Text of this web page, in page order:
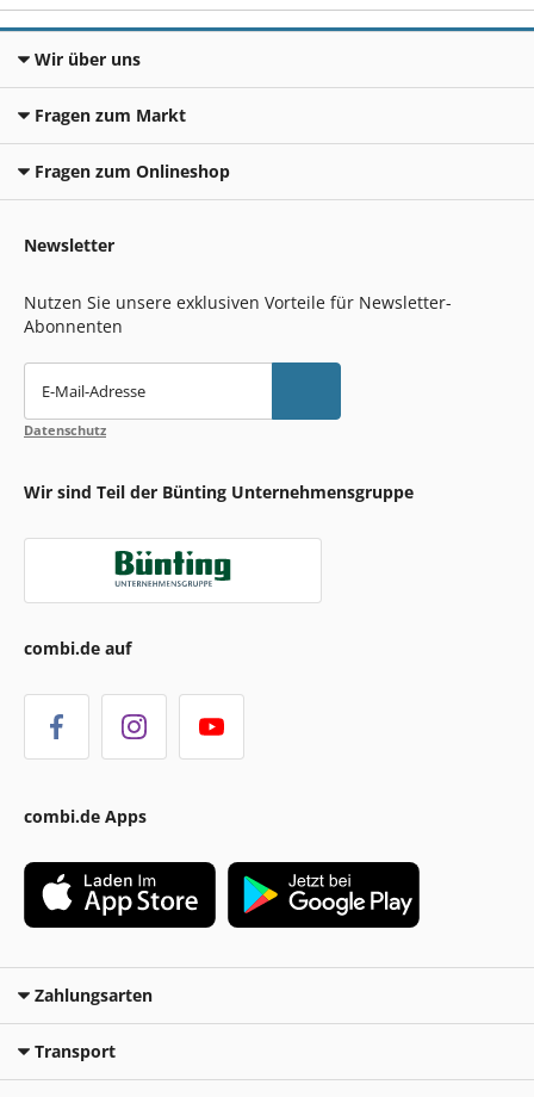
Wir über uns
Fragen zum Markt
Fragen zum Onlineshop
Newsletter
Nutzen Sie unsere exklusiven Vorteile für Newsletter-
Abonnenten
E-Mail-Adresse
Datenschutz
Wir sind Teil der Bünting Unternehmensgruppe
combi.de auf
combi.de Apps
Zahlungsarten
Transport